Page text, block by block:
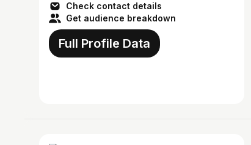
Check contact details
Get audience breakdown
Full Profile Data